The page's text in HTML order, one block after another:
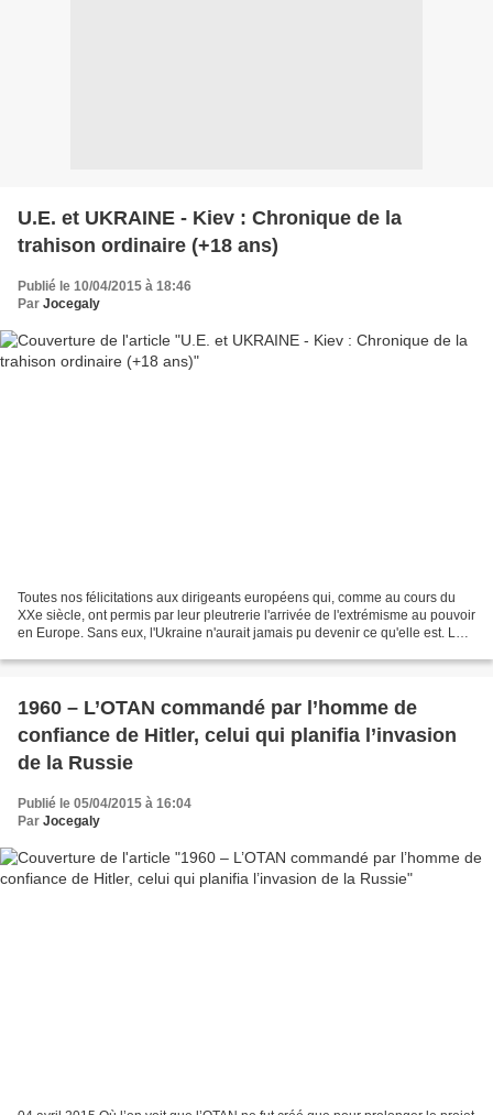
U.E. et UKRAINE - Kiev : Chronique de la
trahison ordinaire (+18 ans)
Publié le 10/04/2015 à 18:46
Par Jocegaly
Toutes nos félicitations aux dirigeants européens qui, comme au cours du
XXe siècle, ont permis par leur pleutrerie l'arrivée de l'extrémisme au pouvoir
en Europe. Sans eux, l'Ukraine n'aurait jamais pu devenir ce qu'elle est. Le
1960 – L’OTAN commandé par l’homme de
confiance de Hitler, celui qui planifia l’invasion
de la Russie
Publié le 05/04/2015 à 16:04
Par Jocegaly